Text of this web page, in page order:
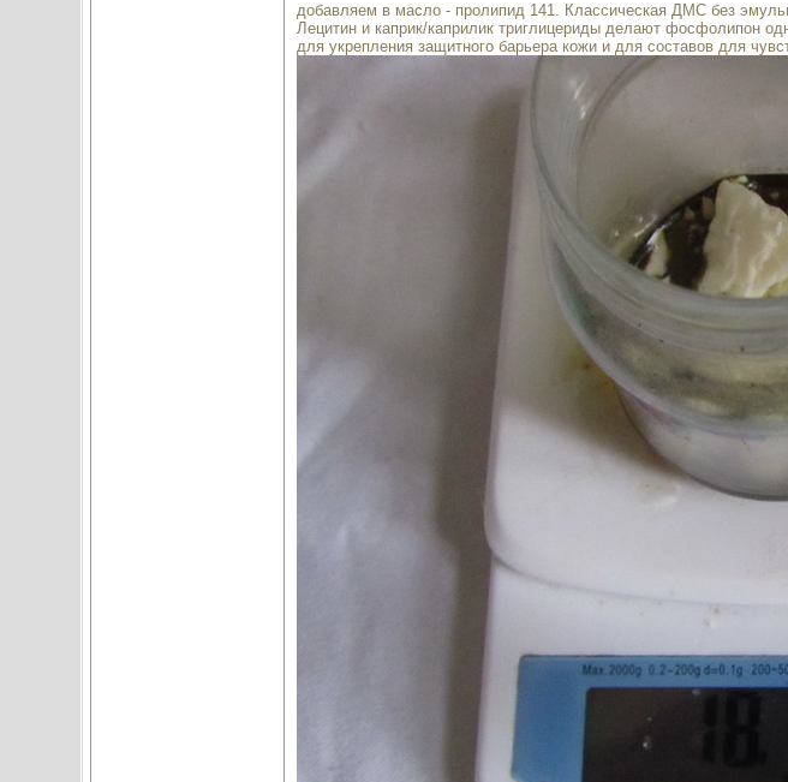
добавляем в масло - пролипид 141. Классическая ДМС без
Лецитин и каприк/каприлик триглицериды делают фосфолипон
для укрепления защитного барьера кожи и для составов для